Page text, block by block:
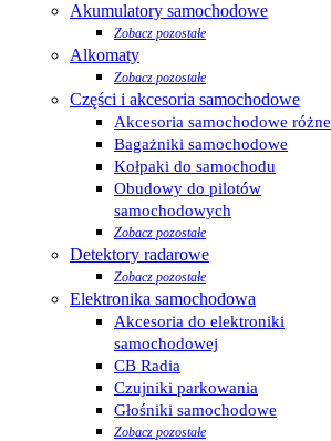
Akumulatory samochodowe
Zobacz pozostałe
Alkomaty
Zobacz pozostałe
Części i akcesoria samochodowe
Akcesoria samochodowe różne
Bagażniki samochodowe
Kołpaki do samochodu
Obudowy do pilotów
samochodowych
Zobacz pozostałe
Detektory radarowe
Zobacz pozostałe
Elektronika samochodowa
Akcesoria do elektroniki
samochodowej
CB Radia
Czujniki parkowania
Głośniki samochodowe
Zobacz pozostałe